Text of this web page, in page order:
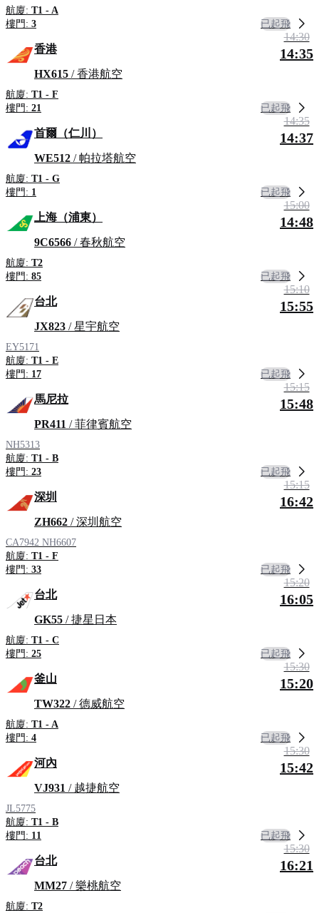
航廈: T1 - A
樓門: 3 已起飛
香港
HX615 / 香港航空
航廈: T1 - F
樓門: 21
14:30
14:35
已起飛
首爾（仁川）
WE512 / 帕拉塔航空
航廈: T1 - G
樓門: 1
14:35
14:37
已起飛
上海（浦東）
9C6566 / 春秋航空
航廈: T2
樓門: 85
15:00
14:48
已起飛
台北
JX823 / 星宇航空
EY5171
航廈: T1 - E
樓門: 17
15:10
15:55
已起飛
馬尼拉
PR411 / 菲律賓航空
NH5313
航廈: T1 - B
樓門: 23
15:15
15:48
已起飛
深圳
ZH662 / 深圳航空
CA7942 NH6607
航廈: T1 - F
樓門: 33
15:15
16:42
已起飛
台北
GK55 / 捷星日本
航廈: T1 - C
樓門: 25
15:20
16:05
已起飛
釜山
TW322 / 德威航空
航廈: T1 - A
樓門: 4
15:30
15:20
已起飛
河內
VJ931 / 越捷航空
JL5775
航廈: T1 - B
樓門: 11
15:30
15:42
已起飛
台北
MM27 / 樂桃航空
航廈: T2
15:30
16:21